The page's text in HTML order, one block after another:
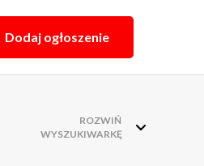
Dodaj ogłoszenie
ROZWIŃ
WYSZUKIWARKĘ